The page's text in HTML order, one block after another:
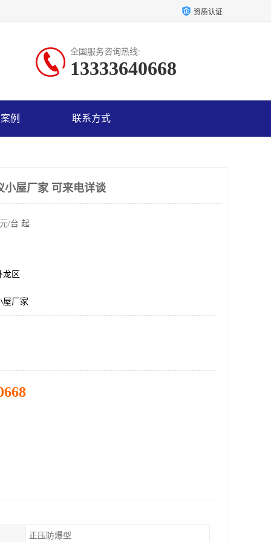
资质认证
全国服务咨询热线:
13333640668
例 联系方式
小屋厂家 可来电详谈
/台 起
龙区
屋厂家
正压防爆型